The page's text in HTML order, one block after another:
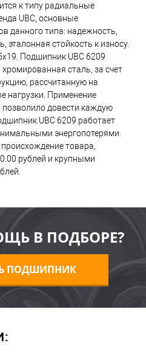
к типу радиальные
UBC, основные
данного типа: надежность,
эталонная стойкость к износу.
Подшипник UBC 6209
сталь, за счет
рассчитанную на
нагрузки. Применение
позволило довести каждую
UBC 6209 работает
энергопотерями.
товара,
рублей и крупными
В ПОДБОРЕ?
ПОДШИПНИК